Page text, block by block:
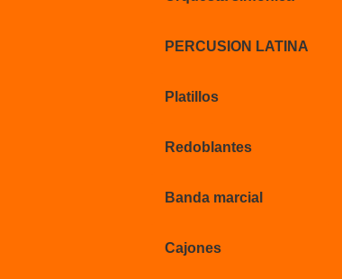
PERCUSION LATINA
Platillos
Redoblantes
Banda marcial
Cajones